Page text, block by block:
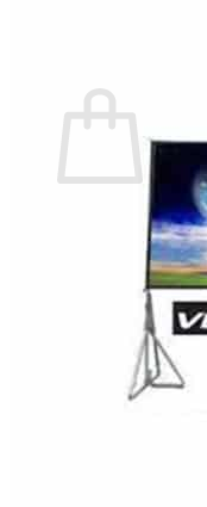
ไม่มีสินค้าในตะกร้า
กลับสู่หน้าร้านค้า